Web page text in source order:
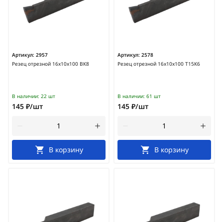
Артикул: 2957
Резец отрезной 16х10х100 ВК8
В наличии: 22 шт
145 ₽/шт
В корзину
Артикул: 2578
Резец отрезной 16х10х100 Т15К6
В наличии: 61 шт
145 ₽/шт
В корзину